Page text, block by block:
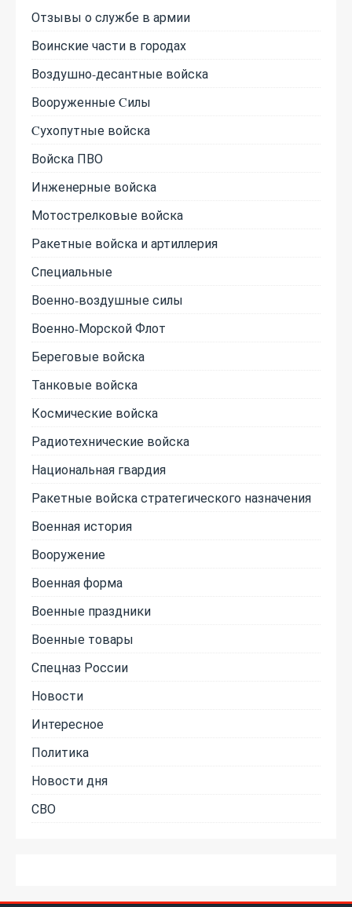
Отзывы о службе в армии
Воинские части в городах
Воздушно-десантные войска
Вооруженные Cилы
Cухопутные войска
Войска ПВО
Инженерные войска
Мотострелковые войска
Ракетные войска и артиллерия
Специальные
Военно-воздушные силы
Военно-Морской Флот
Береговые войска
Танковые войска
Космические войска
Радиотехнические войска
Национальная гвардия
Ракетные войска стратегического назначения
Военная история
Вооружение
Военная форма
Военные праздники
Военные товары
Спецназ России
Новости
Интересное
Политика
Новости дня
СВО